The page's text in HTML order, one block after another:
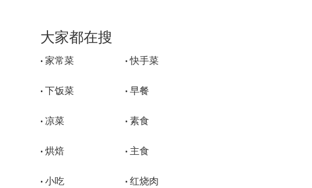
大家都在搜
• 家常菜 •快手菜
• 下饭菜 • 早餐
• 凉菜 • 素食
• 烘焙 • 主食
• 小吃 • 红烧肉